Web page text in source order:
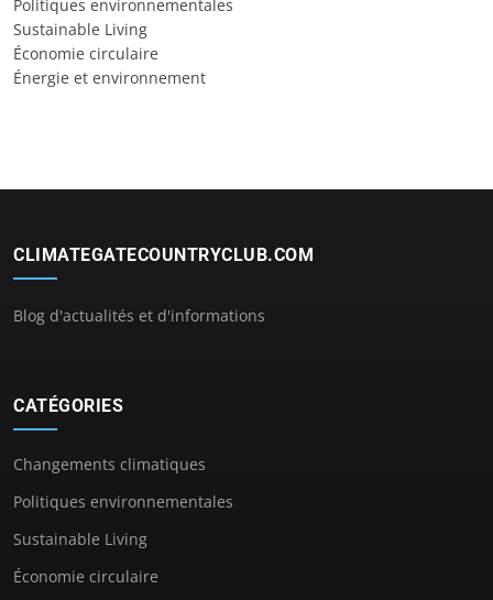
Politiques environnementales
Sustainable Living
Économie circulaire
Énergie et environnement
CLIMATEGATECOUNTRYCLUB.COM
Blog d'actualités et d'informations
CATÉGORIES
Changements climatiques
Politiques environnementales
Sustainable Living
Économie circulaire